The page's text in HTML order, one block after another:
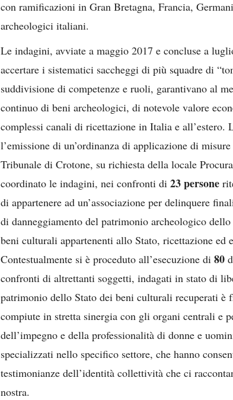
con ramificazioni in Gran Bretagna, Francia,
archeologici italiani.
Le indagini, avviate a maggio 2017 e concluse a
accertare i sistematici saccheggi di più squadre di
suddivisione di competenze e ruoli, garantivano al
continuo di beni archeologici, di notevole valore
complessi canali di ricettazione in Italia e all’estero.
l’emissione di un’ordinanza di applicazione di
Tribunale di Crotone, su richiesta della locale
coordinato le indagini, nei confronti di 23 persone
di appartenere ad un’associazione per delinquere
di danneggiamento del patrimonio archeologico
beni culturali appartenenti allo Stato, ricettazione ed
Contestualmente si è proceduto all’esecuzione di 80
confronti di altrettanti soggetti, indagati in stato di
patrimonio dello Stato dei beni culturali recuperati è
compiute in stretta sinergia con gli organi centrali e
dell’impegno e della professionalità di donne e
specializzati nello specifico settore, che hanno
testimonianze dell’identità collettività che ci
nostra.